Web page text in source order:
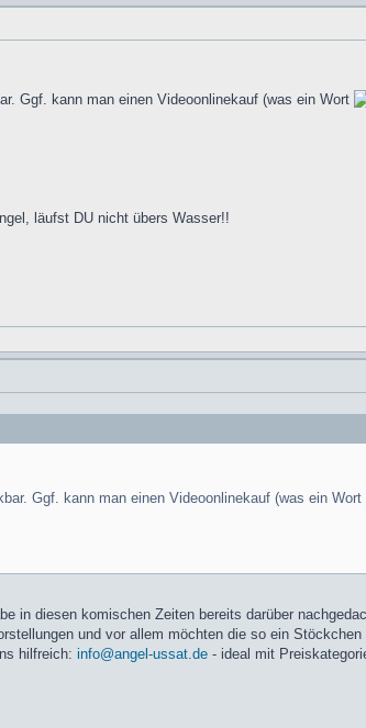
Ggf. kann man einen Videoonlinekauf (was ein Wort
läufst DU nicht übers Wasser!!
Ggf. kann man einen Videoonlinekauf (was ein Wort
in diesen komischen Zeiten bereits darüber
und vor allem möchten die so ein
hilfreich: info@angel-ussat.de - ideal mit